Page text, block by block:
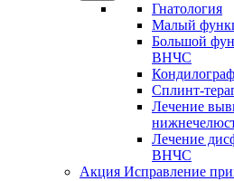
Гнатология
Малый
Большой
ВНЧС
Сплинт-
Лечение
Лечение
ВНЧС
Акция Исправление